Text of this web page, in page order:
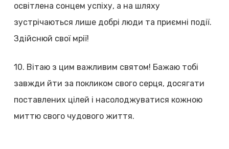
освітлена сонцем успіху, а на шляху
зустрічаються лише добрі люди та приємні події.
Здійснюй свої мрії!
10. Вітаю з цим важливим святом! Бажаю тобі
завжди йти за покликом свого серця, досягати
поставлених цілей і насолоджуватися кожною
миттю свого чудового життя.